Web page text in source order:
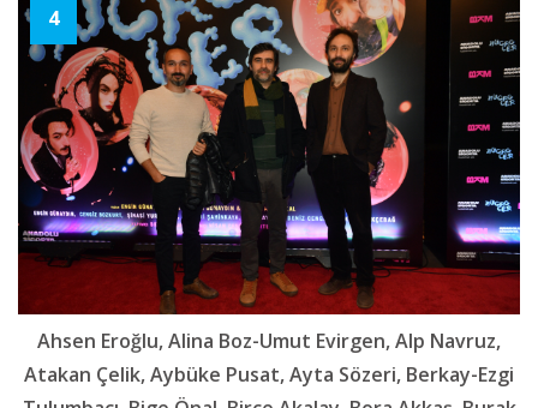
4
Ahsen Eroğlu, Alina Boz-Umut Evirgen, Alp Navruz,
Atakan Çelik, Aybüke Pusat, Ayta Sözeri, Berkay-Ezgi